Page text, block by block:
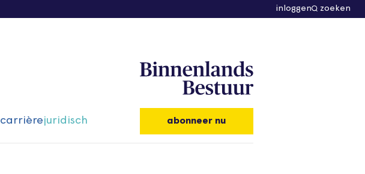
inloggen zoeken
carrièrejuridisch abonneer nu